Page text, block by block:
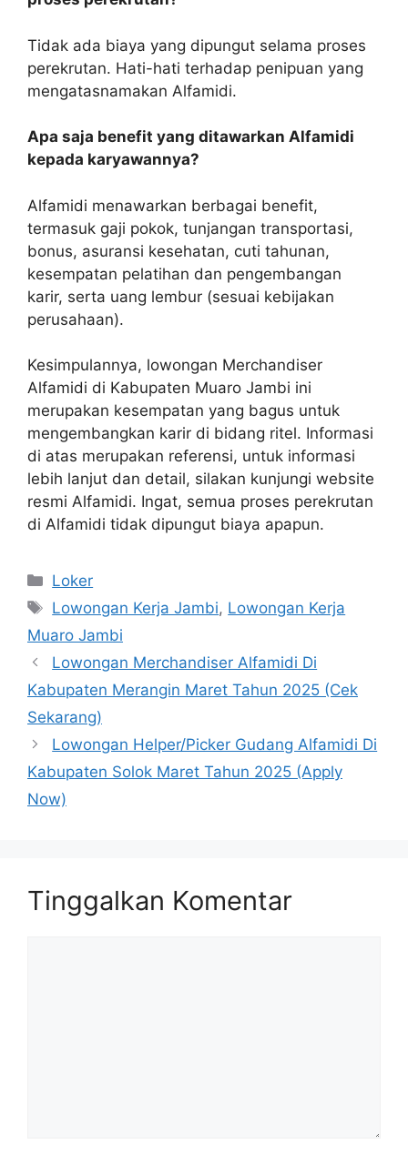
Tidak ada biaya yang dipungut selama proses
perekrutan. Hati-hati terhadap penipuan yang
mengatasnamakan Alfamidi.
Apa saja benefit yang ditawarkan Alfamidi
kepada karyawannya?
Alfamidi menawarkan berbagai benefit,
termasuk gaji pokok, tunjangan transportasi,
bonus, asuransi kesehatan, cuti tahunan,
kesempatan pelatihan dan pengembangan
karir, serta uang lembur (sesuai kebijakan
perusahaan).
Kesimpulannya, lowongan Merchandiser
Alfamidi di Kabupaten Muaro Jambi ini
merupakan kesempatan yang bagus untuk
mengembangkan karir di bidang ritel. Informasi
di atas merupakan referensi, untuk informasi
lebih lanjut dan detail, silakan kunjungi website
resmi Alfamidi. Ingat, semua proses perekrutan
di Alfamidi tidak dipungut biaya apapun.
Kategori
Loker
Tag
Lowongan Kerja Jambi, Lowongan Kerja
Muaro Jambi
Lowongan Merchandiser Alfamidi Di
Kabupaten Merangin Maret Tahun 2025 (Cek
Sekarang)
Lowongan Helper/Picker Gudang Alfamidi Di
Kabupaten Solok Maret Tahun 2025 (Apply
Now)
Tinggalkan Komentar